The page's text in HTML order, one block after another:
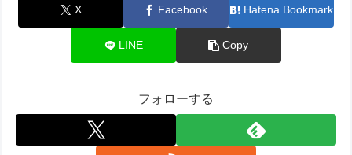
X Facebook Hatena Bookmark
LINE Copy
フォローする